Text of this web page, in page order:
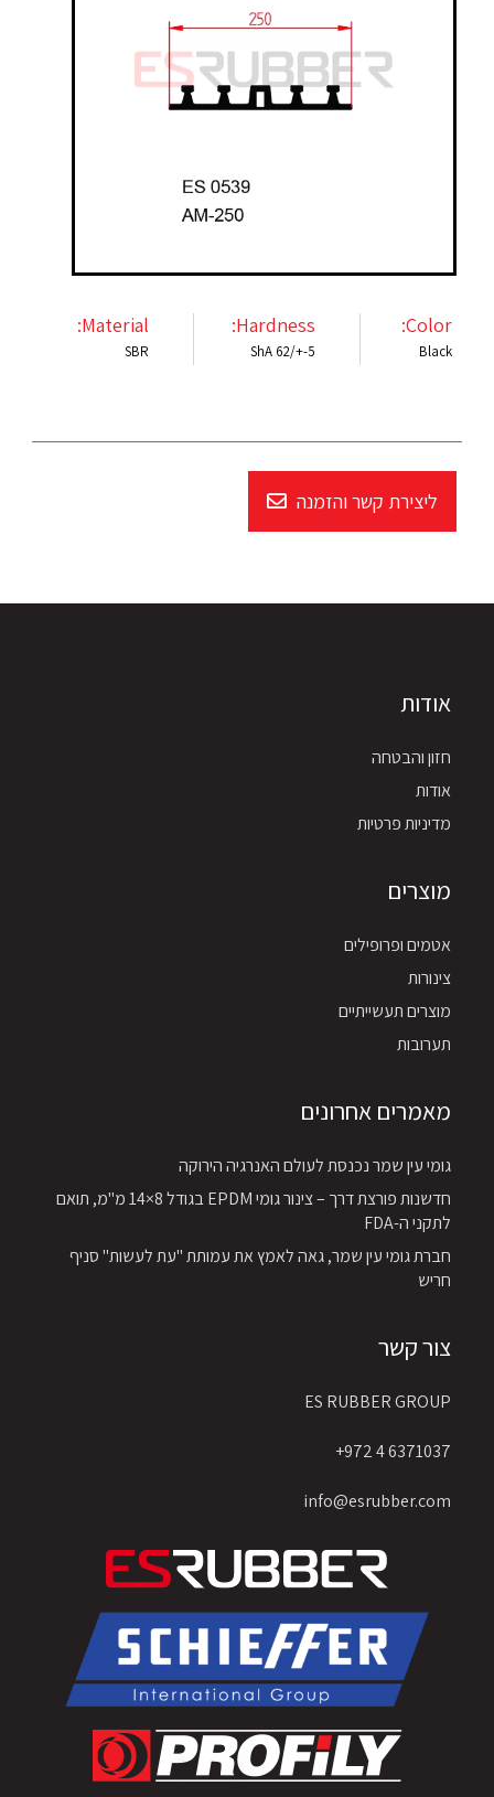
Color:
Black
Hardness:
ShA 62/+-5
Material:
SBR
ליצירת קשר והזמנה
אודות
חזון והבטחה
אודות
מדיניות פרטיות
מוצרים
אטמים ופרופילים
צינורות
מוצרים תעשייתיים
תערובות
מאמרים אחרונים
גומי עין שמר נכנסת לעולם האנרגיה הירוקה
חדשנות פורצת דרך – צינור גומי EPDM בגודל 8×14 מ"מ, תואם
לתקני ה-FDA
חברת גומי עין שמר, גאה לאמץ את עמותת "עת לעשות" סניף
חריש
צור קשר
ES RUBBER GROUP
6371037 4 972+
info@esrubber.com